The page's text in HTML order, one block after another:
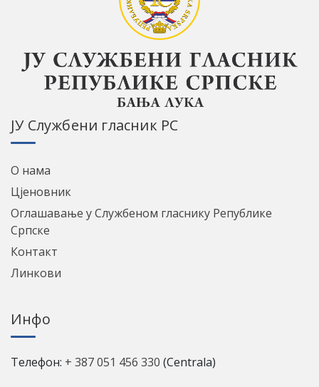
ЈУ Службени гласник РС
О нама
Цјеновник
Оглашавање у Службеном гласнику Републике
Српске
Контакт
Линкови
Инфо
Телефон: + 387 051 456 330 (Centrala)